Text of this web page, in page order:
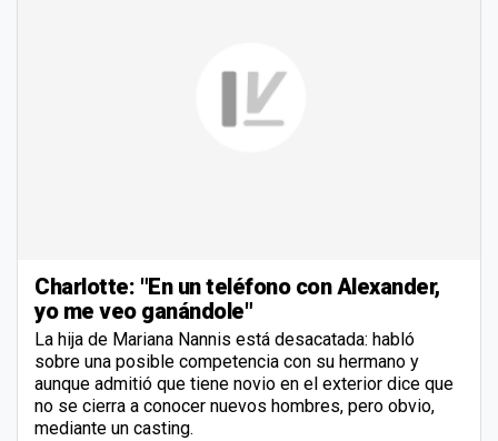
Charlotte: "En un teléfono con Alexander,
yo me veo ganándole"
La hija de Mariana Nannis está desacatada: habló
sobre una posible competencia con su hermano y
aunque admitió que tiene novio en el exterior dice que
no se cierra a conocer nuevos hombres, pero obvio,
mediante un casting.